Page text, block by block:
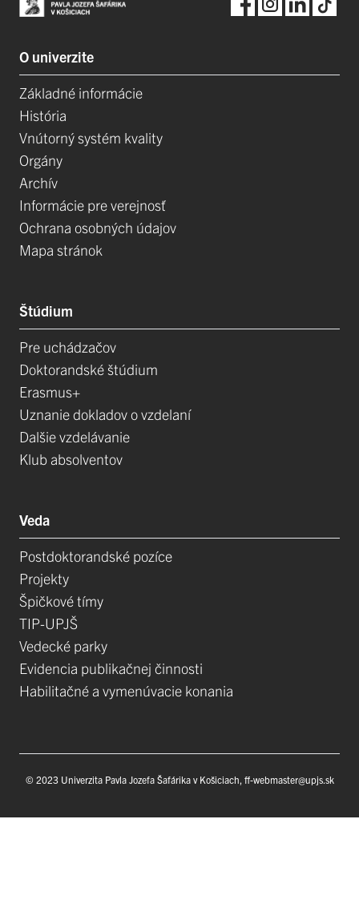
O univerzite
Základné informácie
História
Vnútorný systém kvality
Orgány
Archív
Informácie pre verejnosť
Ochrana osobných údajov
Mapa stránok
Štúdium
Pre uchádzačov
Doktorandské štúdium
Erasmus+
Uznanie dokladov o vzdelaní
Dalšie vzdelávanie
Klub absolventov
Veda
Postdoktorandské pozíce
Projekty
Špičkové tímy
TIP-UPJŠ
Vedecké parky
Evidencia publikačnej činnosti
Habilitačné a vymenúvacie konania
© 2023 Univerzita Pavla Jozefa Šafárika v Košiciach, ff-webmaster@upjs.sk